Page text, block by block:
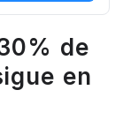
de
en